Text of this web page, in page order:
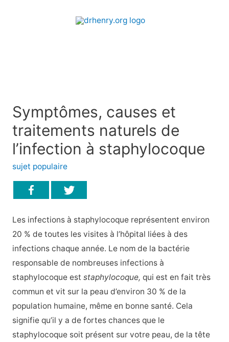
Symptômes, causes et
traitements naturels de
l’infection à staphylocoque
sujet populaire
Les infections à staphylocoque représentent environ
20 % de toutes les visites à l’hôpital liées à des
infections chaque année. Le nom de la bactérie
responsable de nombreuses infections à
staphylocoque est staphylocoque, qui est en fait très
commun et vit sur la peau d’environ 30 % de la
population humaine, même en bonne santé. Cela
signifie qu’il y a de fortes chances que le
staphylocoque soit présent sur votre peau, de la tête